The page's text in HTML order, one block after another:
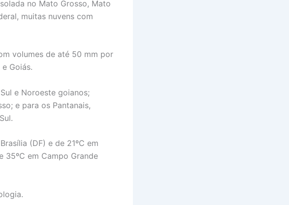
no Mato Grosso, Mato
muitas nuvens com
volumes de até 50 mm por
Goiás.
e Noroeste goianos;
e para os Pantanais,
(DF) e de 21ºC em
35ºC em Campo Grande